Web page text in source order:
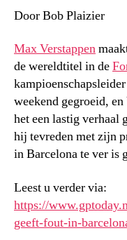
Door Bob Plaizier
Max Verstappen
de wereldtitel in de
kampioenschapsleider
weekend gegroeid,
het een lastig verhaal
hij tevreden met zijn
in Barcelona te ver is
Leest u verder via:
https://
geeft-fout-in-